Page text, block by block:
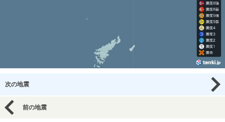
次の地震
前の地震